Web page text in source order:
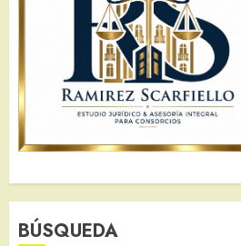
BÚSQUEDA